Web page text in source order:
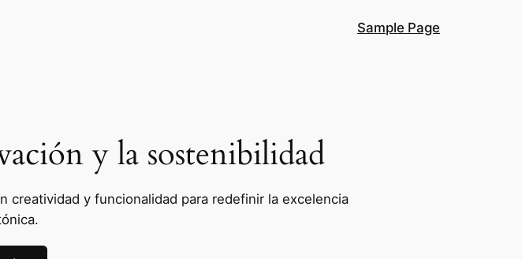
Sample Page
y la sostenibilidad
creatividad y funcionalidad para redefinir la excelencia